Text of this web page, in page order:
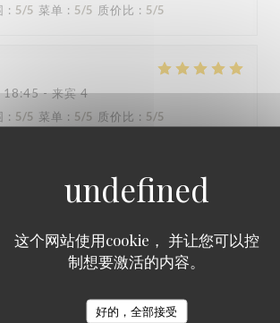
这个网站使用cookie， 并让您可以控
制想要激活的内容。
好的，全部接受
: 5/5 菜单 : 5/5 质价比 : 5/5
- 来宾 4
: 5/5 菜单 : 5/5 质价比 : 5/5
21:00 - 来宾 6
19:00 - 来宾 2